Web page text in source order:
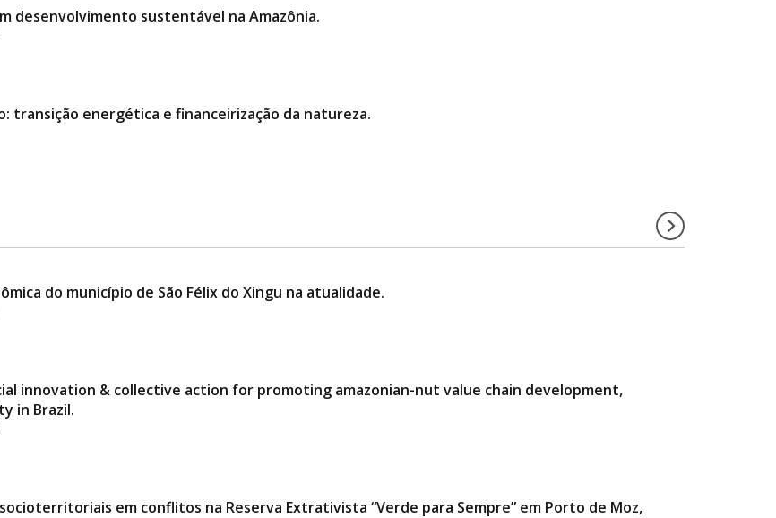
desenvolvimento sustentável na Amazônia.
transição energética e financeirização da natureza.
do município de São Félix do Xingu na atualidade.
innovation & collective action for promoting amazonian-nut value chain development,
in Brazil.
em conflitos na Reserva Extrativista “Verde para Sempre” em Porto de Moz,